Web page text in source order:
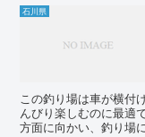
石川県
この釣り場は車が横付
んびり楽しむのに最適
方面に向かい、釣り場